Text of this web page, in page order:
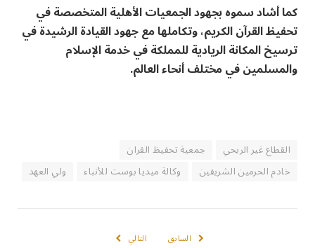
كما أشاد سموه بجهود الجمعيات الأهلية المتخصصة في
تحفيظ القرآن الكريم، وتكاملها مع جهود القيادة الرشيدة في
ترسيخ المكانة الريادية للمملكة في خدمة الإسلام
والمسلمين في مختلف أنحاء العالم.
القطاع غير الربحي
جمعية تحفيظ القران
خادم الحرمين الشريفين
وكالة ميديا بوست للأنباء ولي العهد
السابق التالي